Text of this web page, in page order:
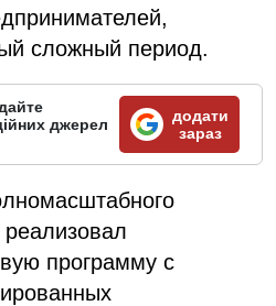
сложный период.
джерел
додати
зараз
программу с